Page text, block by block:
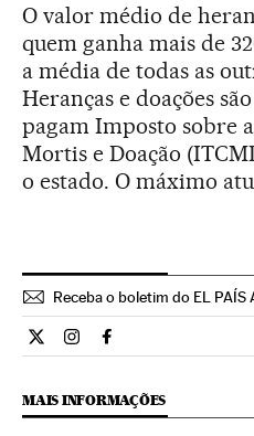
O valor médio de
quem ganha mais de
a média de todas as
Heranças e doações
pagam Imposto sobre
Mortis e Doação
o estado. O máximo
Receba o boletim do EL PAÍS
Economia El País Brasil en
Economia El País Brasil
Economia El País
MAIS INFORMAÇÕES